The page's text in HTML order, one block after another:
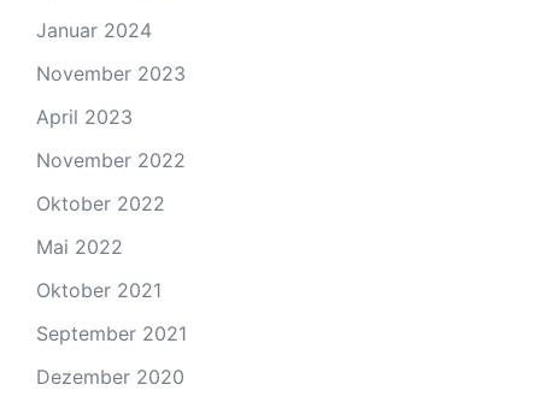
Januar 2024
November 2023
April 2023
November 2022
Oktober 2022
Mai 2022
Oktober 2021
September 2021
Dezember 2020